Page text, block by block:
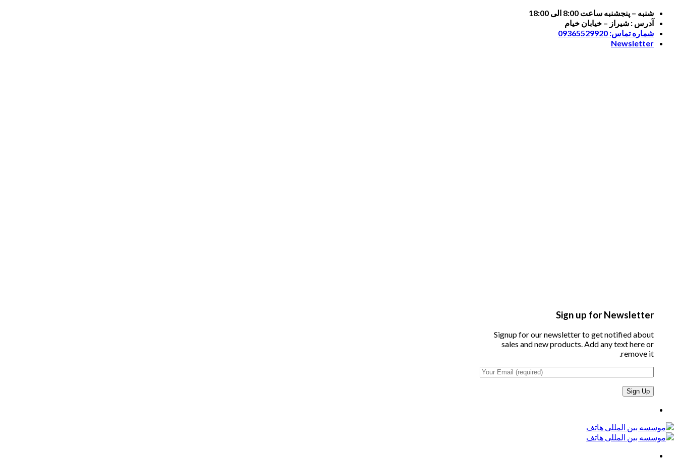
Skip
content
شنبه – پنجشنبه ساعت 8:00 الی 18:00
آدرس : شیراز – خیابان خیام
شماره تماس: 09365529920
Newsletter
Sign up for Newsletter
Signup for our newsletter to get notified about
sales and new products. Add any text here or
remove it.